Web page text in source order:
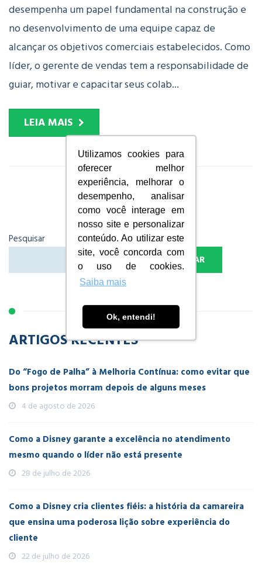
Utilizamos cookies para
oferecer melhor
experiência, melhorar o
desempenho, analisar
como você interage em
nosso site e personalizar
conteúdo. Ao utilizar este
site, você concorda com
o uso de cookies.
Saiba mais
Ok, entendi!
desempenha um papel fundamental na construção e
no desenvolvimento de uma equipe capaz de
alcançar os objetivos comerciais estabelecidos. Como
líder, o gerente de vendas tem a responsabilidade de
guiar, motivar e capacitar seus colab...
LEIA MAIS
Pesquisar
PESQUISAR
ARTIGOS RECENTES
Do “Fogo de Palha” à Melhoria Contínua: como evitar que
bons projetos morram depois de alguns meses
4 de agosto de 2026
Como a Disney garante a excelência no atendimento
mesmo quando o líder não está presente
28 de julho de 2026
Como a Disney cria clientes fiéis: a história da camareira
que ensina uma poderosa lição sobre experiência do
cliente
22 de julho de 2026